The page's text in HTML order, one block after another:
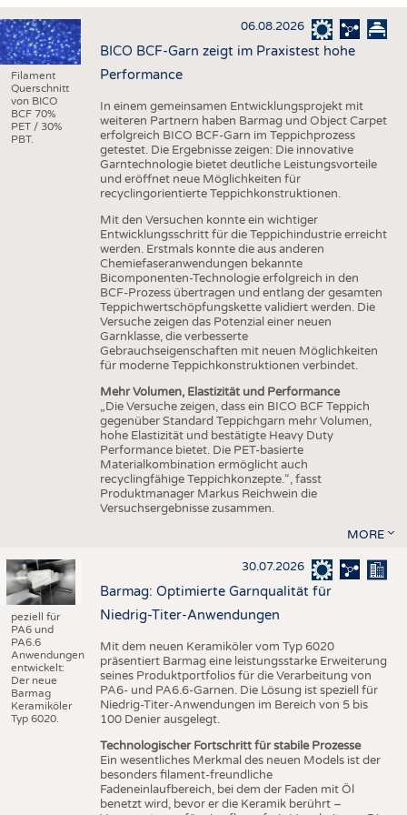
HAUS- UND HEIMTEXTILIEN
BEKLEIDUNG
TESTS
BUSINESS
UNTERNEHMEN
AUSSCHREIBUNGEN
DTV AUSSCHREIBUNGSDIENST
STATISTICS
ADRESSEN & LINKS
PUBLIKATIONEN
BRANCHENTERMINE
Filament
Querschnitt
von BICO
BCF 70%
PET / 30%
PBT.
06.08.2026
BICO BCF-Garn zeigt im Praxistest hohe
Performance
In einem gemeinsamen Entwicklungsprojekt mit
weiteren Partnern haben Barmag und Object Carpet
erfolgreich BICO BCF-Garn im Teppichprozess
getestet. Die Ergebnisse zeigen: Die innovative
Garntechnologie bietet deutliche Leistungsvorteile
und eröffnet neue Möglichkeiten für
recyclingorientierte Teppichkonstruktionen.
Mit den Versuchen konnte ein wichtiger
Entwicklungsschritt für die Teppichindustrie erreicht
werden. Erstmals konnte die aus anderen
Chemiefaseranwendungen bekannte
Bicomponenten-Technologie erfolgreich in den
BCF-Prozess übertragen und entlang der gesamten
Teppichwertschöpfungskette validiert werden. Die
Versuche zeigen das Potenzial einer neuen
Garnklasse, die verbesserte
Gebrauchseigenschaften mit neuen Möglichkeiten
für moderne Teppichkonstruktionen verbindet.
Mehr Volumen, Elastizität und Performance
„Die Versuche zeigen, dass ein BICO BCF Teppich
gegenüber Standard Teppichgarn mehr Volumen,
hohe Elastizität und bestätigte Heavy Duty
Performance bietet. Die PET-basierte
Materialkombination ermöglicht auch
recyclingfähige Teppichkonzepte.“, fasst
Produktmanager Markus Reichwein die
Versuchsergebnisse zusammen.
MORE
peziell für
PA6 und
PA6.6
Anwendungen
entwickelt:
Der neue
Barmag
Keramiköler
Typ 6020.
30.07.2026
Barmag: Optimierte Garnqualität für
Niedrig-Titer-Anwendungen
Mit dem neuen Keramiköler vom Typ 6020
präsentiert Barmag eine leistungsstarke Erweiterung
seines Produktportfolios für die Verarbeitung von
PA6- und PA6.6-Garnen. Die Lösung ist speziell für
Niedrig-Titer-Anwendungen im Bereich von 5 bis
100 Denier ausgelegt.
Technologischer Fortschritt für stabile Prozesse
Ein wesentliches Merkmal des neuen Models ist der
besonders filament-freundliche
Fadeneinlaufbereich, bei dem der Faden mit Öl
benetzt wird, bevor er die Keramik berührt –